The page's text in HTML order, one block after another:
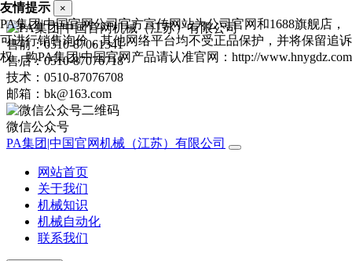
售前：0510-87061341
售后：0510-87076718
技术：0510-87076708
邮箱：bk@163.com
微信公众号
PA集团|中国官网机械（江苏）有限公司
网站首页
关于我们
机械知识
机械自动化
联系我们
友情提示 ×
PA集团|中国官网公司官方宣传网站为公司官网和1688旗舰店，
可进行销售询价，其他网络平台均不受正品保护，并将保留追诉
权，购PA集团|中国官网产品请认准官网：http://www.hnygdz.com